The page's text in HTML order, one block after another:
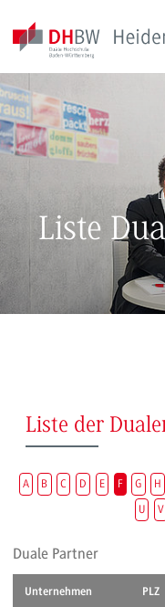
Liste
Liste der
A B C D E F G H
U
V
Duale Partner
Unternehmen PLZ